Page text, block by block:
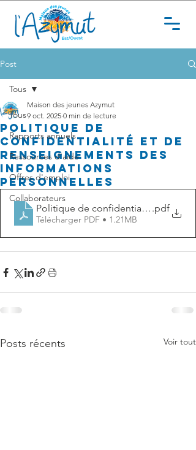
Post
Tous
Rapports annuels
Ressources d'aide
Offres d'emploi
Collaborateurs
Tous
Politique de
confidentialité et de
renseignements des
informations
personnelles
Maison des jeunes Azymut
9 oct. 2025 0 min de lecture
Politique de confidentialité et
.pdf
Télécharger PDF • 1.21MB
Posts récents Voir tout